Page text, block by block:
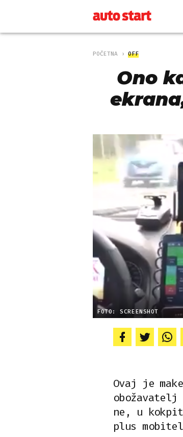
POČETNA OFF
Ono
FOTO: SCREENSHOT
Ovaj je
ne, u
plus